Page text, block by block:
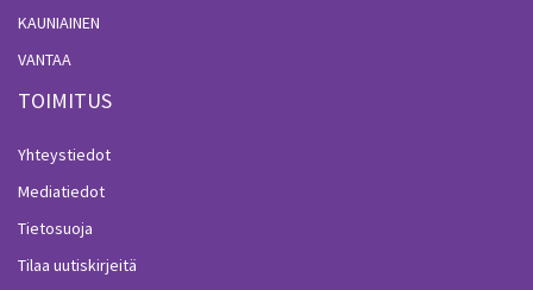
KAUNIAINEN
VANTAA
TOIMITUS
Yhteystiedot
Mediatiedot
Tietosuoja
Tilaa uutiskirjeitä